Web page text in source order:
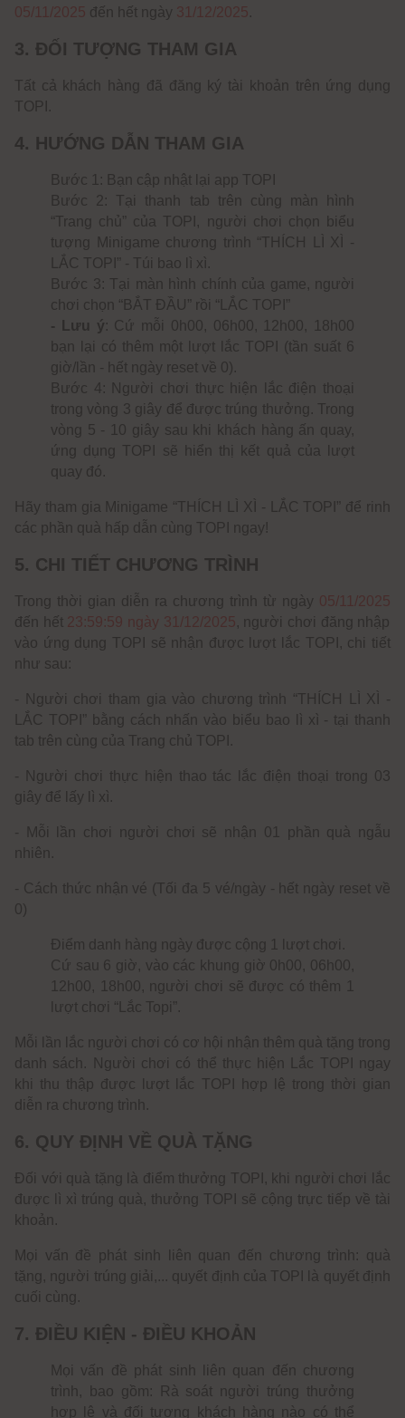
05/11/2025 đến hết ngày 31/12/2025.
3. ĐỐI TƯỢNG THAM GIA
Tất cả khách hàng đã đăng ký tài khoản trên ứng dụng
TOPI.
4. HƯỚNG DẪN THAM GIA
Bước 1: Bạn cập nhật lại app TOPI
Bước 2: Tại thanh tab trên cùng màn hình
“Trang chủ” của TOPI, người chơi chọn biểu
tượng Minigame chương trình “THÍCH LÌ XÌ -
LẮC TOPI” - Túi bao lì xì.
Bước 3: Tại màn hình chính của game, người
chơi chọn “BẮT ĐẦU” rồi “LẮC TOPI”
- Lưu ý: Cứ mỗi 0h00, 06h00, 12h00, 18h00
bạn lại có thêm một lượt lắc TOPI (tần suất 6
giờ/lần - hết ngày reset về 0).
Bước 4: Người chơi thực hiện lắc điện thoại
trong vòng 3 giây để được trúng thưởng. Trong
vòng 5 - 10 giây sau khi khách hàng ấn quay,
ứng dụng TOPI sẽ hiển thị kết quả của lượt
quay đó.
Hãy tham gia Minigame “THÍCH LÌ XÌ - LẮC TOPI” để rinh
các phần quà hấp dẫn cùng TOPI ngay!
5. CHI TIẾT CHƯƠNG TRÌNH
Trong thời gian diễn ra chương trình từ ngày 05/11/2025
đến hết 23:59:59 ngày 31/12/2025, người chơi đăng nhập
vào ứng dụng TOPI sẽ nhận được lượt lắc TOPI, chi tiết
như sau:
-
Người chơi tham gia vào chương trình “THÍCH LÌ XÌ -
LẮC TOPI” bằng cách nhấn vào biểu bao lì xì - tại thanh
tab trên cùng của Trang chủ TOPI.
- Người chơi thực hiện thao tác lắc điện thoại trong 03
giây để lấy lì xì.
- Mỗi lần chơi người chơi sẽ nhận 01 phần quà ngẫu
nhiên.
- Cách thức nhận vé (Tối đa 5 vé/ngày - hết ngày reset về
0)
Điểm danh hàng ngày được cộng 1 lượt chơi.
Cứ sau 6 giờ, vào các khung giờ 0h00, 06h00,
12h00, 18h00, người chơi sẽ được có thêm 1
lượt chơi “Lắc Topi”.
Mỗi lần lắc người chơi có cơ hội nhận thêm quà tặng trong
danh sách. Người chơi có thể thực hiện Lắc TOPI ngay
khi thu thập được lượt lắc TOPI hợp lệ trong thời gian
diễn ra chương trình.
6. QUY ĐỊNH VỀ QUÀ TẶNG
Đối với quà tặng là điểm thưởng TOPI, khi người chơi lắc
được lì xì trúng quà, thưởng TOPI sẽ cộng trực tiếp về tài
khoản.
Mọi vấn đề phát sinh liên quan đến chương trình: quà
tặng, người trúng giải,... quyết định của TOPI là quyết định
cuối cùng.
7. ĐIỀU KIỆN - ĐIỀU KHOẢN
Mọi vấn đề phát sinh liên quan đến chương
trình, bao gồm: Rà soát người trúng thưởng
hợp lệ và đối tượng khách hàng nào có thể